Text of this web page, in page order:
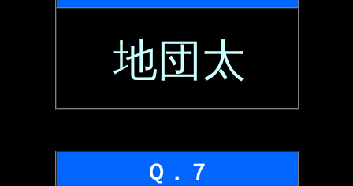
地団太
Ｑ．７